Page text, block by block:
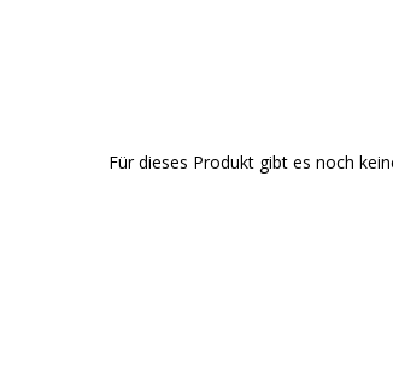
Für dieses Produkt gibt es noch